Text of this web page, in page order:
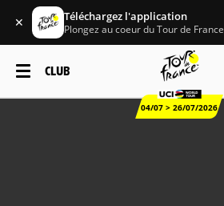
✕ Téléchargez l'application
Plongez au coeur du Tour de France
CLUB
04/07 > 26/07/2026